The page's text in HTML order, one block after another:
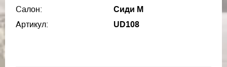
Салон:
Сиди М
Артикул:
UD108